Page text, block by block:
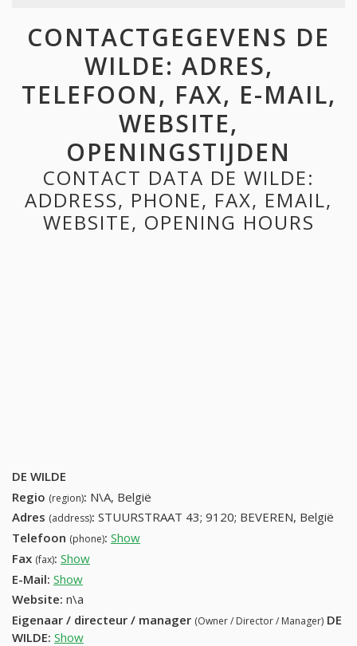
CONTACTGEGEVENS DE
WILDE: ADRES,
TELEFOON, FAX, E-MAIL,
WEBSITE,
OPENINGSTIJDEN
CONTACT DATA DE WILDE:
ADDRESS, PHONE, FAX, EMAIL,
WEBSITE, OPENING HOURS
DE WILDE
Regio (region): N\A, België
Adres (address): STUURSTRAAT 43; 9120; BEVEREN, België
Telefoon (phone): Show
Fax (fax): Show
E-Mail: Show
Website: n\a
Eigenaar / directeur / manager (Owner / Director / Manager) DE
WILDE: Show